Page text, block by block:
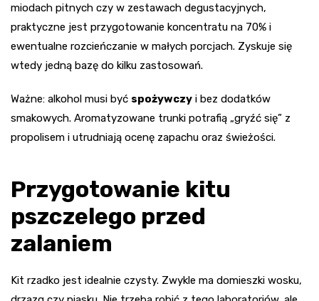
miodach pitnych czy w zestawach degustacyjnych,
praktyczne jest przygotowanie koncentratu na 70% i
ewentualne rozcieńczanie w małych porcjach. Zyskuje się
wtedy jedną bazę do kilku zastosowań.
Ważne: alkohol musi być spożywczy i bez dodatków
smakowych. Aromatyzowane trunki potrafią „gryźć się” z
propolisem i utrudniają ocenę zapachu oraz świeżości.
Przygotowanie kitu
pszczelego przed
zalaniem
Kit rzadko jest idealnie czysty. Zwykle ma domieszki wosku,